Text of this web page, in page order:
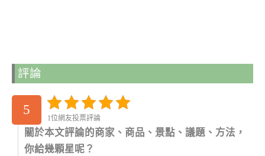
評論
5
1位網友投票評論
關於本文評論的商家、商品、景點、議題、方法，
你給幾顆星呢？